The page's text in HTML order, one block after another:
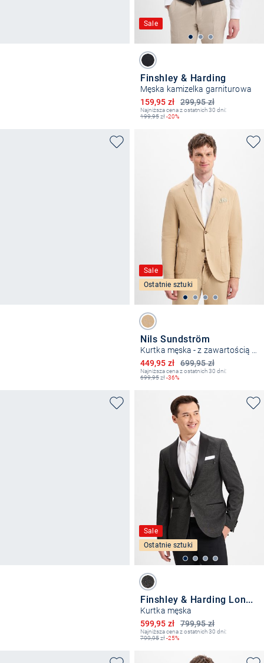
Sale
Finshley & Harding
Męska kamizelka garniturowa
299,95 zł
Obniżona cena
159,95 zł
Najniższa cena z ostatnich 30 dni:
199,95zł-20%
Sale
Ostatnie sztuki
Nils Sundström
699,95 zł
Obniżona cena
449,95 zł
Najniższa cena z ostatnich 30 dni:
699,95zł-36%
Sale
Ostatnie sztuki
Finshley & Harding London
Kurtka męska
799,95 zł
Obniżona cena
599,95 zł
Najniższa cena z ostatnich 30 dni:
799,95zł-25%